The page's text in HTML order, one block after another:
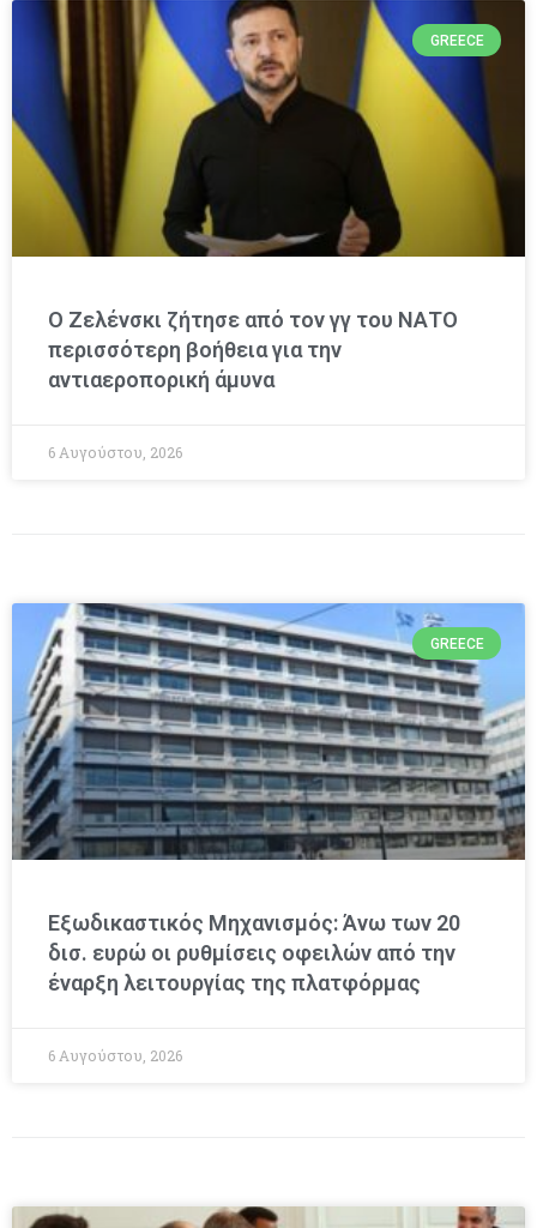
GREECE
Ο Ζελένσκι ζήτησε από τον γγ του ΝΑΤΟ
περισσότερη βοήθεια για την
αντιαεροπορική άμυνα
6 Αυγούστου, 2026
GREECE
Εξωδικαστικός Μηχανισμός: Άνω των 20
δισ. ευρώ οι ρυθμίσεις οφειλών από την
έναρξη λειτουργίας της πλατφόρμας
6 Αυγούστου, 2026